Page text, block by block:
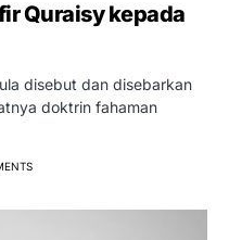
Quraisy kepada
disebut dan disebarkan
doktrin fahaman